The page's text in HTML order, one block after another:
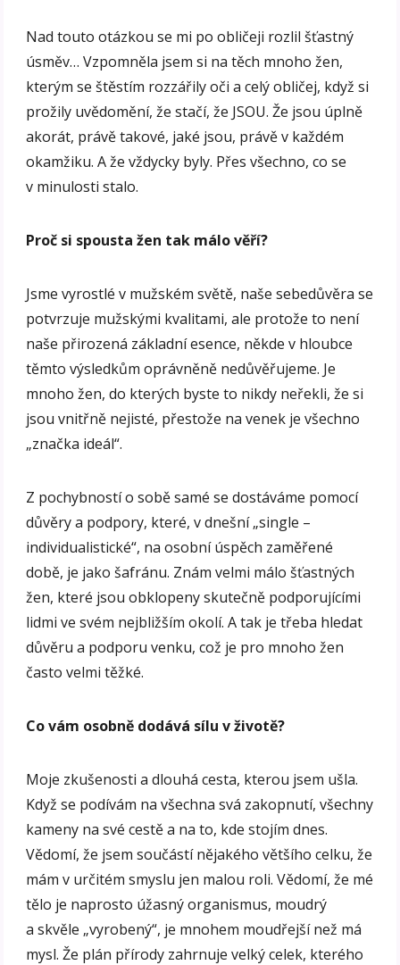
Nad touto otázkou se mi po obličeji rozlil šťastný
úsměv… Vzpomněla jsem si na těch mnoho žen,
kterým se štěstím rozzářily oči a celý obličej, když si
prožily uvědomění, že stačí, že JSOU. Že jsou úplně
akorát, právě takové, jaké jsou, právě v každém
okamžiku. A že vždycky byly. Přes všechno, co se
v minulosti stalo.
Proč si spousta žen tak málo věří?
Jsme vyrostlé v mužském světě, naše sebedůvěra se
potvrzuje mužskými kvalitami, ale protože to není
naše přirozená základní esence, někde v hloubce
těmto výsledkům oprávněně nedůvěřujeme. Je
mnoho žen, do kterých byste to nikdy neřekli, že si
jsou vnitřně nejisté, přestože na venek je všechno
„značka ideál“.
Z pochybností o sobě samé se dostáváme pomocí
důvěry a podpory, které, v dnešní „single –
individualistické“, na osobní úspěch zaměřené
době, je jako šafránu. Znám velmi málo šťastných
žen, které jsou obklopeny skutečně podporujícími
lidmi ve svém nejbližším okolí. A tak je třeba hledat
důvěru a podporu venku, což je pro mnoho žen
často velmi těžké.
Co vám osobně dodává sílu v životě?
Moje zkušenosti a dlouhá cesta, kterou jsem ušla.
Když se podívám na všechna svá zakopnutí, všechny
kameny na své cestě a na to, kde stojím dnes.
Vědomí, že jsem součástí nějakého většího celku, že
mám v určitém smyslu jen malou roli. Vědomí, že mé
tělo je naprosto úžasný organismus, moudrý
a skvěle „vyrobený“, je mnohem moudřejší než má
mysl. Že plán přírody zahrnuje velký celek, kterého